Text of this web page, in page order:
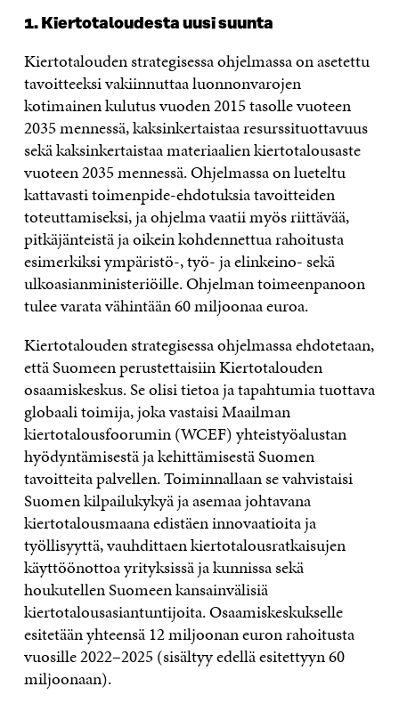
1. Kiertotaloudesta uusi suunta
Kiertotalouden strategisessa ohjelmassa on asetettu
tavoitteeksi vakiinnuttaa luonnonvarojen
kotimainen kulutus vuoden 2015 tasolle vuoteen
2035 mennessä, kaksinkertaistaa resurssituottavuus
sekä kaksinkertaistaa materiaalien kiertotalousaste
vuoteen 2035 mennessä. Ohjelmassa on lueteltu
kattavasti toimenpide-ehdotuksia tavoitteiden
toteuttamiseksi, ja ohjelma vaatii myös riittävää,
pitkäjänteistä ja oikein kohdennettua rahoitusta
esimerkiksi ympäristö-, työ- ja elinkeino- sekä
ulkoasianministeriöille. Ohjelman toimeenpanoon
tulee varata vähintään 60 miljoonaa euroa.
Kiertotalouden strategisessa ohjelmassa ehdotetaan,
että Suomeen perustettaisiin Kiertotalouden
osaamiskeskus. Se olisi tietoa ja tapahtumia tuottava
globaali toimija, joka vastaisi Maailman
kiertotalousfoorumin (WCEF) yhteistyöalustan
hyödyntämisestä ja kehittämisestä Suomen
tavoitteita palvellen. Toiminnallaan se vahvistaisi
Suomen kilpailukykyä ja asemaa johtavana
kiertotalousmaana edistäen innovaatioita ja
työllisyyttä, vauhdittaen kiertotalousratkaisujen
käyttöönottoa yrityksissä ja kunnissa sekä
houkutellen Suomeen kansainvälisiä
kiertotalousasiantuntijoita. Osaamiskeskukselle
esitetään yhteensä 12 miljoonan euron rahoitusta
vuosille 2022–2025 (sisältyy edellä esitettyyn 60
miljoonaan).